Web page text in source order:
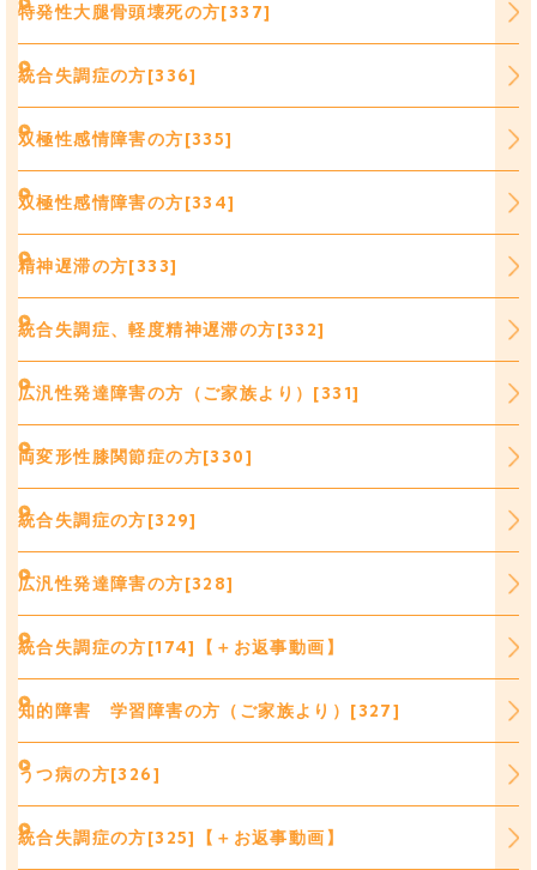
特発性大腿骨頭壊死の方[337]
統合失調症の方[336]
双極性感情障害の方[335]
双極性感情障害の方[334]
精神遅滞の方[333]
統合失調症、軽度精神遅滞の方[332]
広汎性発達障害の方（ご家族より）[331]
両変形性膝関節症の方[330]
統合失調症の方[329]
広汎性発達障害の方[328]
統合失調症の方[174]【＋お返事動画】
知的障害 学習障害の方（ご家族より）[327]
うつ病の方[326]
統合失調症の方[325]【＋お返事動画】